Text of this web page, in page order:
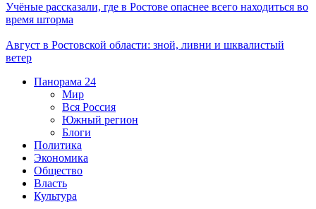
Учёные рассказали, где в Ростове опаснее всего находиться во
время шторма
Август в Ростовской области: зной, ливни и шквалистый
ветер
Панорама 24
Мир
Вся Россия
Южный регион
Блоги
Политика
Экономика
Общество
Власть
Культура